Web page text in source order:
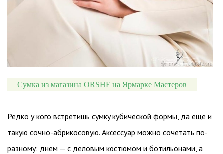
Сумка из магазина ORSHE на Ярмарке Мастеров
Редко у кого встретишь сумку кубической формы, да еще и
такую сочно-абрикосовую. Аксессуар можно сочетать по-
разному: днем — с деловым костюмом и ботильонами, а